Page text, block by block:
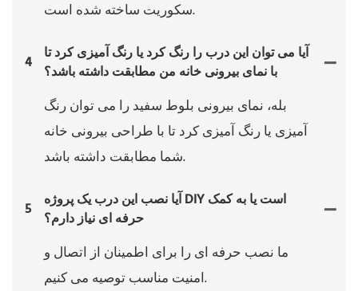
سکوریت ساخته شده است.
4
آیا می توان این درب را رنگ کرد یا رنگ آمیزی کرد تا
با نمای بیرونی خانه من مطابقت داشته باشد؟
بله، نمای بیرونی بلوط سفید را می توان رنگ
آمیزی یا رنگ آمیزی کرد تا با طراحی بیرونی خانه
شما مطابقت داشته باشد.
5
آیا نصب این درب یک پروژه DIY است یا به کمک
حرفه ای نیاز دارم؟
ما نصب حرفه ای را برای اطمینان از اتصال و
امنیت مناسب توصیه می کنیم.